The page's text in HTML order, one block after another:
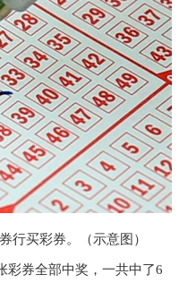
行买彩券。（示意图）
彩券全部中奖，一共中了6